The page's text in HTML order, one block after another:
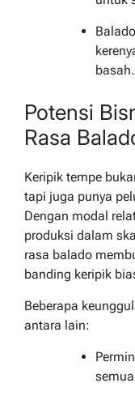
basah.
Potensi
Rasa
Keripik tempe
tapi juga punya
Dengan modal
produksi dalam
rasa balado
banding keripik
Beberapa
antara lain: